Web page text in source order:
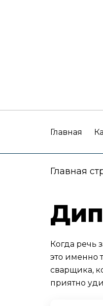
Главная
Главная
Когда речь
это именно
сварщика,
приятно